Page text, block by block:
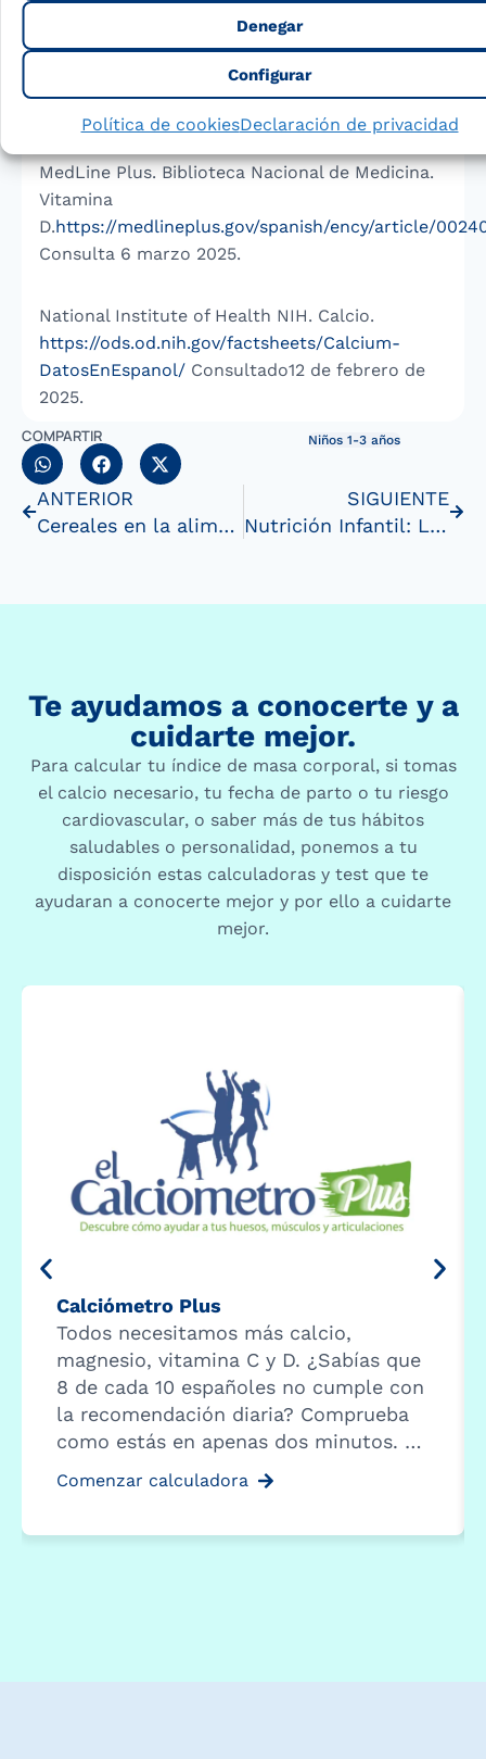
Denegar
Configurar
Política de cookiesDeclaración de privacidad
MedLine Plus. Biblioteca Nacional de Medicina.
Calcio en la dieta.
https://medlineplus.gov/spanish/ency/article/
MedLine Plus. Biblioteca Nacional de Medicina.
Vitamina
D.https://medlineplus.gov/spanish/ency/article/
Consulta 6 marzo 2025.
National Institute of Health NIH. Calcio.
https://ods.od.nih.gov/factsheets/Calcium-
DatosEnEspanol/ Consultado12 de febrero de
2025.
COMPARTIR Niños 1-3 años
ANTERIOR
Cereales en la alimentación del bebé y el niño: ¿Por qué sonimportantes y cuándo ofrecerlos?
SIGUIENTE
Nutrición Infantil: Los Nutrientes Esenciales para Niños de 1a 3 Años
Te ayudamos a conocerte y a
cuidarte mejor.
Para calcular tu índice de masa corporal, si tomas
el calcio necesario, tu fecha de parto o tu riesgo
cardiovascular, o saber más de tus hábitos
saludables o personalidad, ponemos a tu
disposición estas calculadoras y test que te
ayudaran a conocerte mejor y por ello a cuidarte
mejor.
Calciómetro Plus
Todos necesitamos más calcio,
magnesio, vitamina C y D. ¿Sabías que
8 de cada 10 españoles no cumple con
la recomendación diaria? Comprueba
como estás en apenas dos minutos. …
Comenzar calculadora